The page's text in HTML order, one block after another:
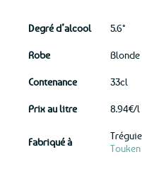
Degré d’alcool 5.6°
Robe Blonde
Contenance 33cl
Prix au litre 8.94€/l
Fabriqué à
Touken